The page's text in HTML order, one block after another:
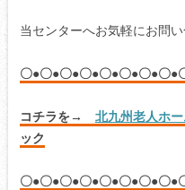
当センターへお気軽にお問
〇●〇●〇●〇●〇●〇●〇●〇●
コチラを→ 北九州老人ホ
ック
〇●〇●〇●〇●〇●〇●〇●〇●